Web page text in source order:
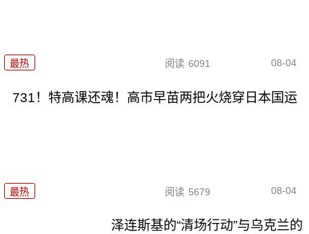
最热 阅读 6091 08-04
731！特高课还魂！高市早苗两把火烧穿日本国运
最热 阅读 5679 08-04
泽连斯基的“清场行动”与乌克兰的